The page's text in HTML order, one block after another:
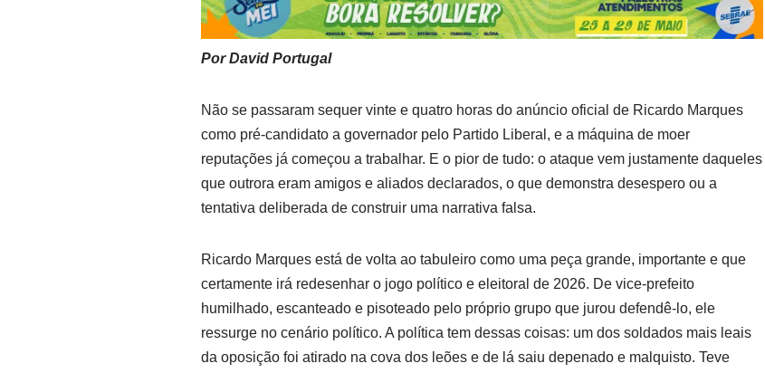
Por David Portugal
Não se passaram sequer vinte e quatro horas do anúncio oficial de Ricardo Marques
como pré-candidato a governador pelo Partido Liberal, e a máquina de moer
reputações já começou a trabalhar. E o pior de tudo: o ataque vem justamente daqueles
que outrora eram amigos e aliados declarados, o que demonstra desespero ou a
tentativa deliberada de construir uma narrativa falsa.
Ricardo Marques está de volta ao tabuleiro como uma peça grande, importante e que
certamente irá redesenhar o jogo político e eleitoral de 2026. De vice-prefeito
humilhado, escanteado e pisoteado pelo próprio grupo que jurou defendê-lo, ele
ressurge no cenário político. A política tem dessas coisas: um dos soldados mais leais
da oposição foi atirado na cova dos leões e de lá saiu depenado e malquisto. Teve